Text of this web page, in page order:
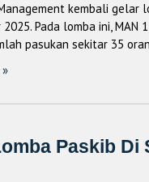
kembali gelar
2025. Pada lomba ini,
pasukan sekitar 35
Paskib Di